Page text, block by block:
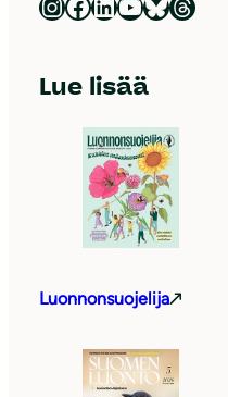
Lue lisää
Luonnonsuojelija